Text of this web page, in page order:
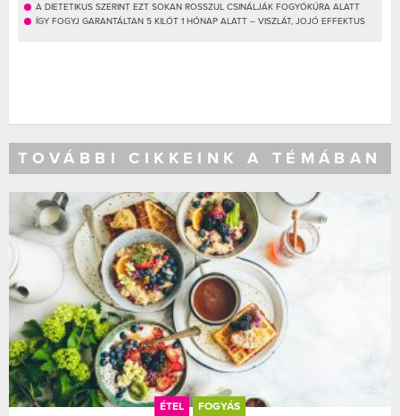
A DIETETIKUS SZERINT EZT SOKAN ROSSZUL CSINÁLJÁK FOGYÓKÚRA ALATT
ÍGY FOGYJ GARANTÁLTAN 5 KILÓT 1 HÓNAP ALATT – VISZLÁT, JOJÓ EFFEKTUS
TOVÁBBI CIKKEINK A TÉMÁBAN
ÉTEL FOGYÁS